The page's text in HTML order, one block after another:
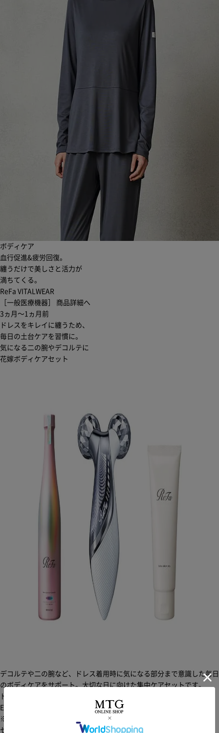
ボディケア
血行促進&疲労回復。
纏うだけで美しさと活力が
満ちてくる。
ReFa VITALWEAR
［一般医療機器］
商品詳細へ
3ヵ月〜1ヵ月前
ドレスをキレイに纏うため、
毎日の土台ケアを習慣に。
気になる二の腕やデコルテに
花嫁ボディケアセット
デコルテや二の腕など、ドレス着用時に気になる部分まで意識した毎日
のボディケアをサポート。大切な日に向けた集中ケアセットです。
ドリンク
EMS美容ローラー
※機能性表示食品
セット詳細へ